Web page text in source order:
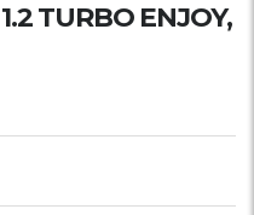
TURBO ENJOY,